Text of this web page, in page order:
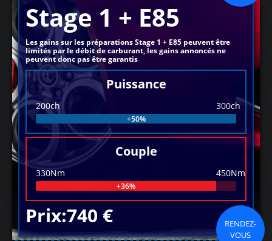
Stage 1 + E85
Les gains sur les préparations Stage 1 + E85 peuvent être
limités par le débit de carburant, les gains annoncés ne
peuvent donc pas être garantis
Puissance
200ch 300ch
+50%
Couple
330Nm 450Nm
+36%
Prix:740 €
RENDEZ-
VOUS